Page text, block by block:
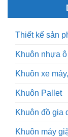
Thiết kế sản
Khuôn nhựa
Khuôn xe
Khuôn Pallet
Khuôn đồ gia
Khuôn máy